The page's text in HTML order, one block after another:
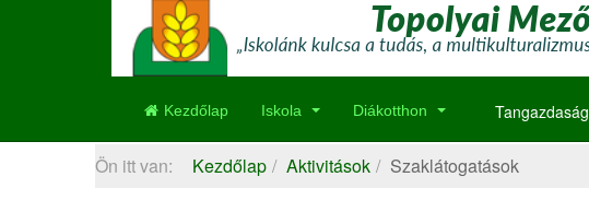
Kezdőlap Iskola Diákotthon Tangazdaság
Ön itt van: Kezdőlap Aktivitások Szaklátogatások